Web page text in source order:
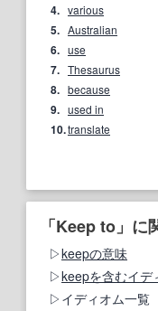
4. various
5. Australian
6. use
7. Thesaurus
8. because
9. used in
10.translate
「Keep to」に
keepの意味
keepを含むイデ
イディオム一覧